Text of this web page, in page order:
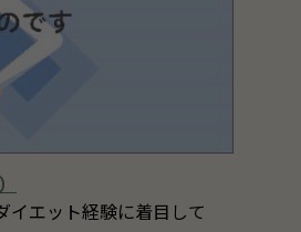
イエット経験に着目して